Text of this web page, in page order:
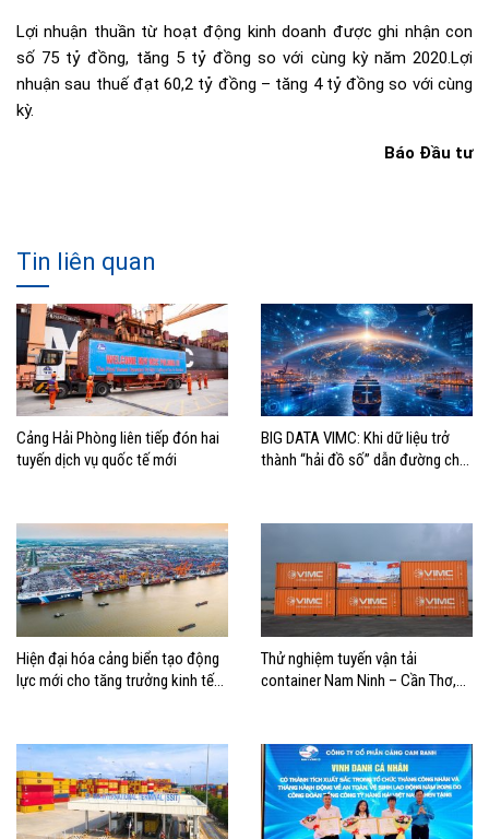
Lợi nhuận thuần từ hoạt động kinh doanh được ghi nhận con
số 75 tỷ đồng, tăng 5 tỷ đồng so với cùng kỳ năm 2020.Lợi
nhuận sau thuế đạt 60,2 tỷ đồng – tăng 4 tỷ đồng so với cùng
kỳ.
Báo Đầu tư
Tin liên quan
Cảng Hải Phòng liên tiếp đón hai
tuyến dịch vụ quốc tế mới
BIG DATA VIMC: Khi dữ liệu trở
thành “hải đồ số” dẫn đường cho
Hiện đại hóa cảng biển tạo động
lực mới cho tăng trưởng kinh tế
Thử nghiệm tuyến vận tải
container Nam Ninh – Cần Thơ,